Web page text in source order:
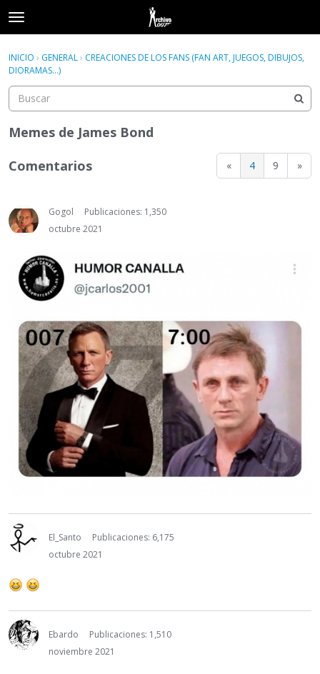
t
o
g
g
l
e
m
e
u
Acceder Registrarse
Categorías
Hilos
Actividad
Acceder Registrarse ×
INICIO › GENERAL› CREACIONES DE LOS FANS (FAN ART, JUEGOS, DIBUJOS,
DIORAMAS...)
Memes de James Bond
« 4 9 »
Comentarios
Gogol
Publicaciones: 1,350
octubre 2021
El_Santo
Publicaciones: 6,175
octubre 2021
Ebardo
Publicaciones: 1,510
noviembre 2021